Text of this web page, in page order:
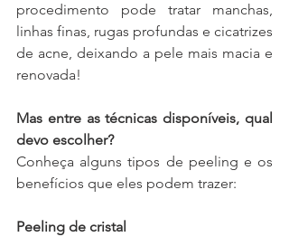
procedimento pode tratar manchas,
linhas finas, rugas profundas e cicatrizes
de acne, deixando a pele mais macia e
renovada!
Mas entre as técnicas disponíveis, qual
devo escolher?
Conheça alguns tipos de peeling e os
benefícios que eles podem trazer:
Peeling de cristal